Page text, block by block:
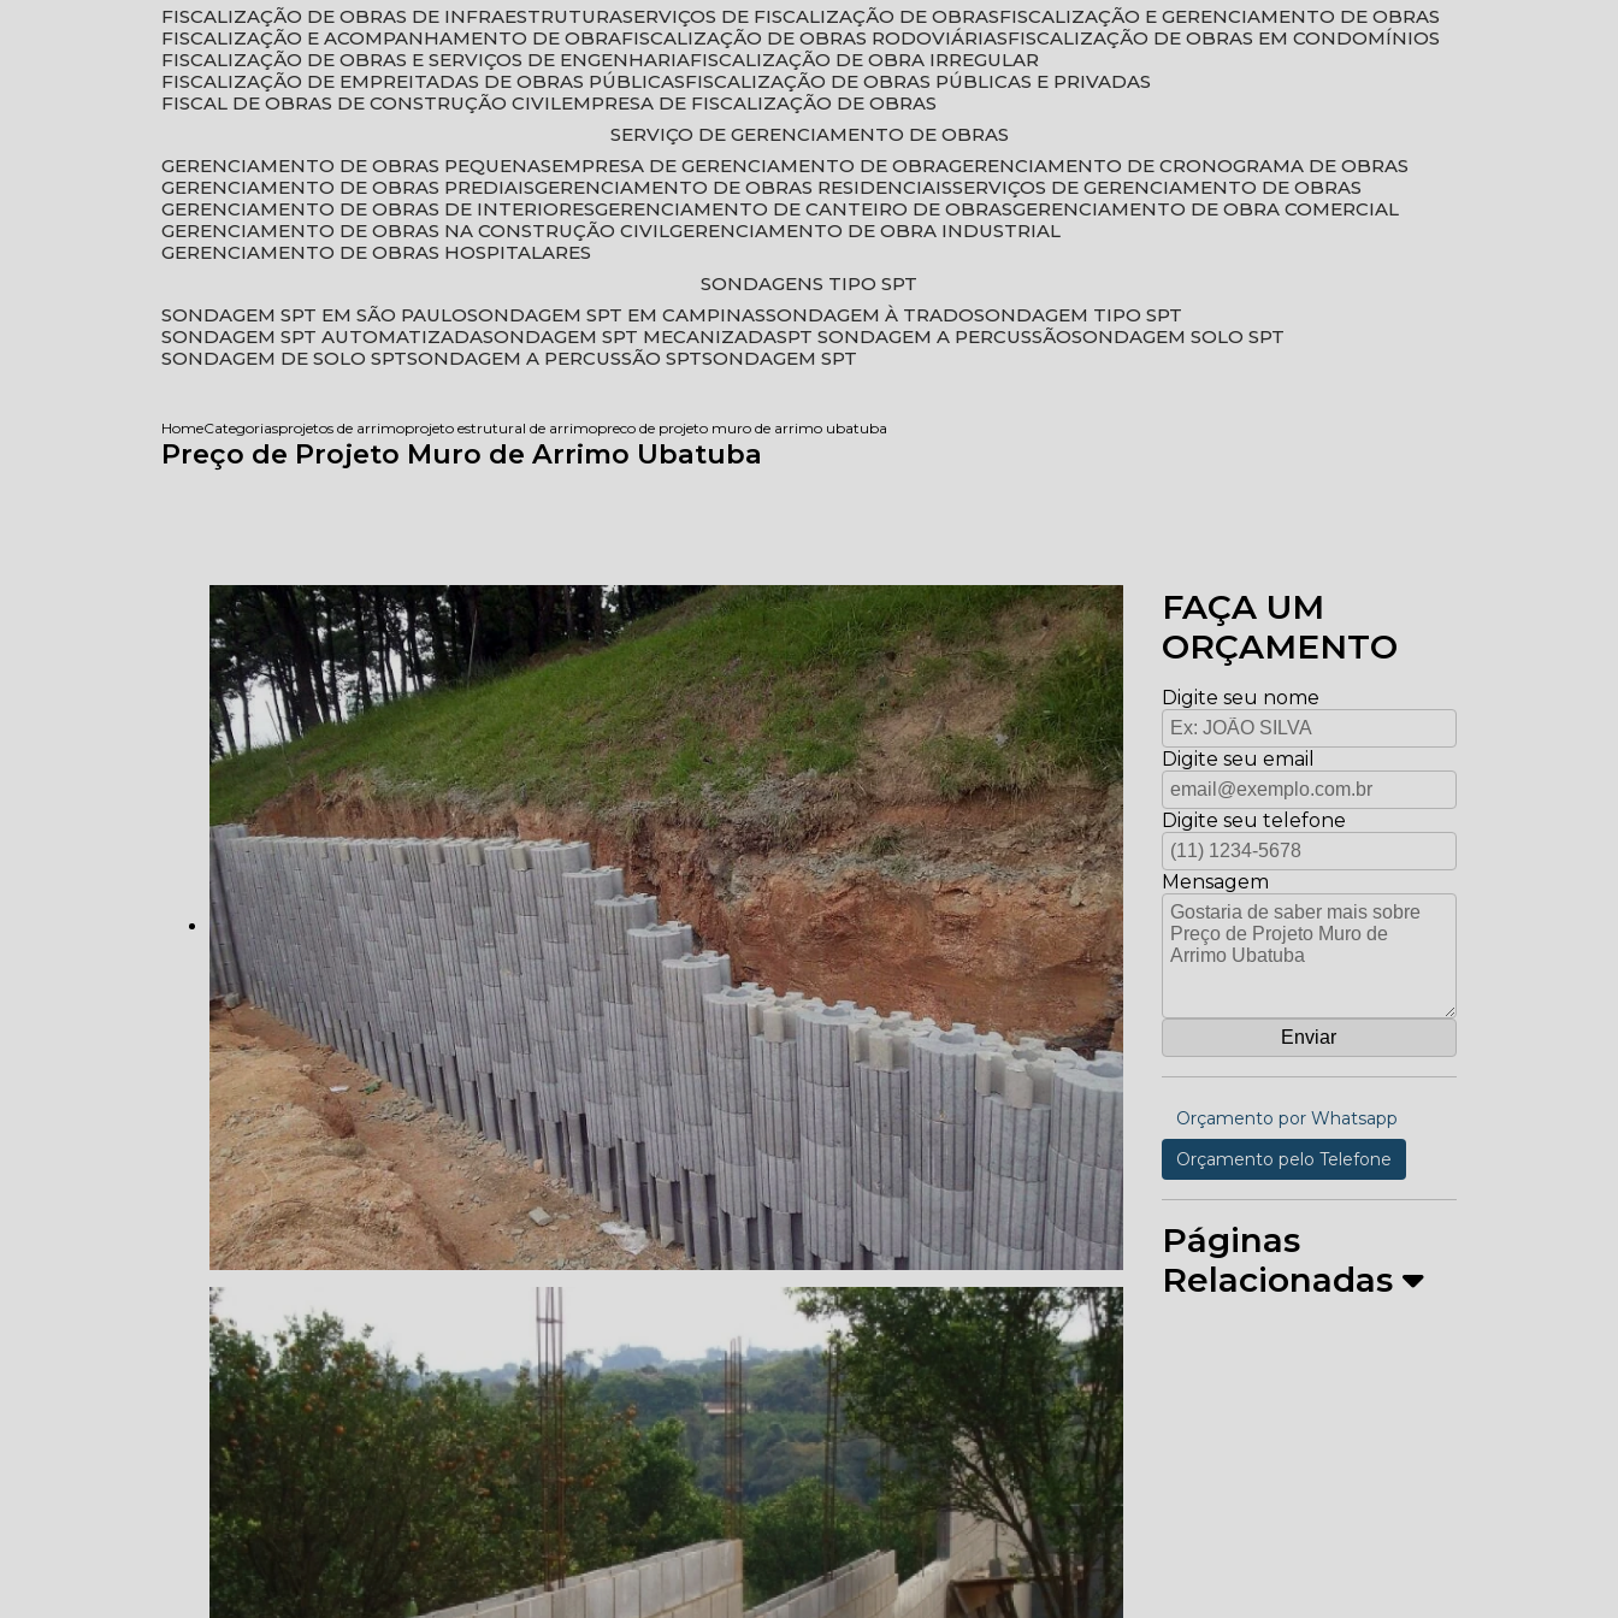
FISCALIZAÇÃO DE OBRAS DE INFRAESTRUTURA SERVIÇOS DE FISCALIZAÇÃO DE OBRAS
FISCALIZAÇÃO E GERENCIAMENTO DE OBRAS
FISCALIZAÇÃO E ACOMPANHAMENTO DE OBRA FISCALIZAÇÃO DE OBRAS RODOVIÁRIAS
FISCALIZAÇÃO DE OBRAS EM CONDOMÍNIOS
FISCALIZAÇÃO DE OBRAS E SERVIÇOS DE ENGENHARIA FISCALIZAÇÃO DE OBRA IRREGULAR
FISCALIZAÇÃO DE EMPREITADAS DE OBRAS PÚBLICAS
FISCALIZAÇÃO DE OBRAS PÚBLICAS E PRIVADAS
FISCAL DE OBRAS DE CONSTRUÇÃO CIVIL EMPRESA DE FISCALIZAÇÃO DE OBRAS
SERVIÇO DE GERENCIAMENTO DE OBRAS
GERENCIAMENTO DE OBRAS PEQUENAS
EMPRESA DE GERENCIAMENTO DE OBRA
GERENCIAMENTO DE CRONOGRAMA DE OBRAS
GERENCIAMENTO DE OBRAS PREDIAIS
GERENCIAMENTO DE OBRAS RESIDENCIAIS SERVIÇOS DE GERENCIAMENTO DE OBRAS
GERENCIAMENTO DE OBRAS DE INTERIORES
GERENCIAMENTO DE CANTEIRO DE OBRAS
GERENCIAMENTO DE OBRA COMERCIAL
GERENCIAMENTO DE OBRAS NA CONSTRUÇÃO CIVIL
GERENCIAMENTO DE OBRA INDUSTRIAL
GERENCIAMENTO DE OBRAS HOSPITALARES
SONDAGENS TIPO SPT
SONDAGEM SPT EM SÃO PAULO SONDAGEM SPT EM CAMPINAS SONDAGEM À TRADO SONDAGEM TIPO SPT
SONDAGEM SPT AUTOMATIZADA SONDAGEM SPT MECANIZADA SPT SONDAGEM A PERCUSSÃO SONDAGEM SOLO SPT
SONDAGEM DE SOLO SPT SONDAGEM A PERCUSSÃO SPT SONDAGEM SPT
HomeCategoriasprojetos de arrimoprojeto estrutural de arrimopreco de projeto muro de arrimo ubatuba
Preço de Projeto Muro de Arrimo Ubatuba
FAÇA UM
ORÇAMENTO
Digite seu nome
Digite seu email
Digite seu telefone
Mensagem
Orçamento por Whatsapp
Orçamento pelo Telefone
Páginas
Relacionadas